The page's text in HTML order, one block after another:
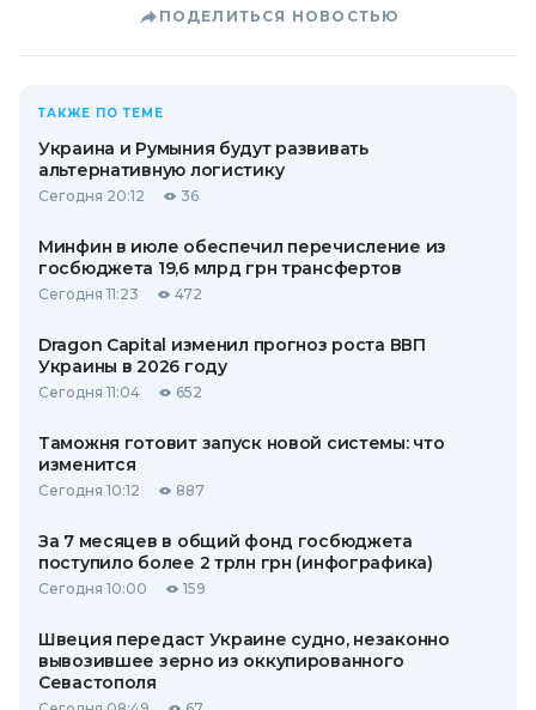
ПОДЕЛИТЬСЯ НОВОСТЬЮ
ТАКЖЕ ПО ТЕМЕ
Украина и Румыния будут развивать
альтернативную логистику
Сегодня 20:12 36
Минфин в июле обеспечил перечисление из
госбюджета 19,6 млрд грн трансфертов
Сегодня 11:23 472
Dragon Capital изменил прогноз роста ВВП
Украины в 2026 году
Сегодня 11:04 652
Таможня готовит запуск новой системы: что
изменится
Сегодня 10:12 887
За 7 месяцев в общий фонд госбюджета
поступило более 2 трлн грн (инфографика)
Сегодня 10:00 159
Швеция передаст Украине судно, незаконно
вывозившее зерно из оккупированного
Севастополя